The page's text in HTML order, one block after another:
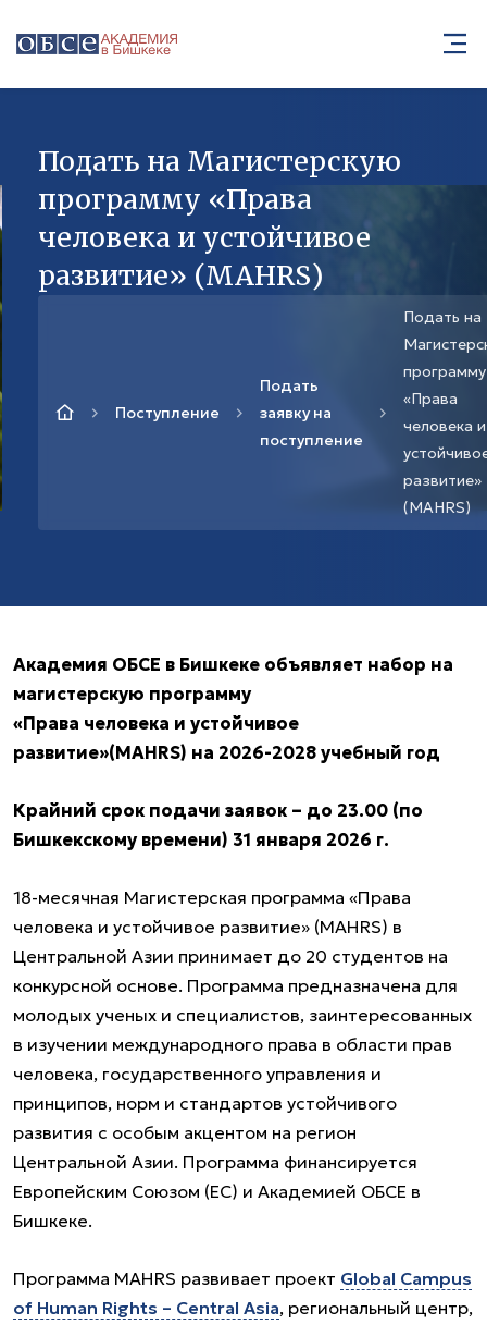
Подать на Магистерскую
программу «Права
человека и устойчивое
развитие» (MAHRS)
Поступление
Подать
заявку на
поступление
Подать на
программу
«Права
человека и
развитие»
(MAHRS)
Академия ОБСЕ в Бишкеке объявляет набор на
магистерскую программу
«Права человека и устойчивое
развитие»(MAHRS) на 2026-2028 учебный год
Крайний срок подачи заявок – до 23.00 (по
Бишкекскому времени) 31 января 2026 г.
18-месячная Магистерская программа «Права
человека и устойчивое развитие» (MAHRS) в
Центральной Азии принимает до 20 студентов на
конкурсной основе. Программа предназначена для
молодых ученых и специалистов, заинтересованных
в изучении международного права в области прав
человека, государственного управления и
принципов, норм и стандартов устойчивого
развития с особым акцентом на регион
Центральной Азии. Программа финансируется
Европейским Союзом (ЕС) и Академией ОБСЕ в
Бишкеке.
Программа MAHRS развивает проект Global Campus
of Human Rights – Central Asia, региональный центр,